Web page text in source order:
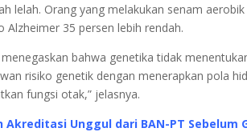
lelah. Orang yang melakukan senam
35 persen lebih rendah.
bahwa genetika tidak
risiko genetik dengan menerapkan pola
fungsi otak,” jelasnya.
Unggul dari BAN-PT Sebelum